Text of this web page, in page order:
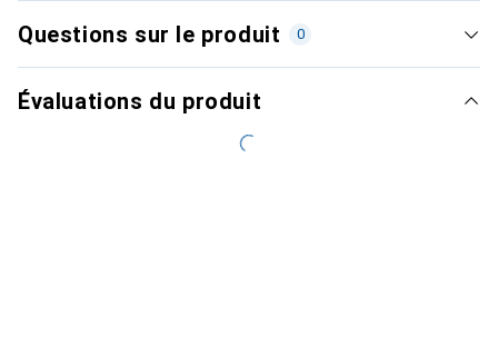
Questions sur le produit 0
Évaluations du produit